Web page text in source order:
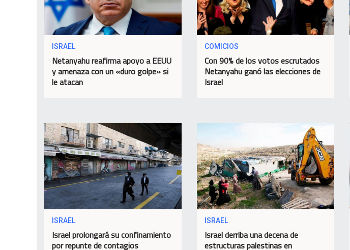
ISRAEL
Netanyahu reafirma apoyo a EEUU
y amenaza con un «duro golpe» si
le atacan
COMICIOS
Con 90% de los votos escrutados
Netanyahu ganó las elecciones de
Israel
ISRAEL
Israel prolongará su confinamiento
por repunte de contagios
ISRAEL
Israel derriba una decena de
estructuras palestinas en